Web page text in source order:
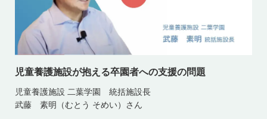
児童養護施設が抱える卒園者への支援の問題
児童養護施設 二葉学園 統括施設長
武藤 素明（むとう そめい）さん